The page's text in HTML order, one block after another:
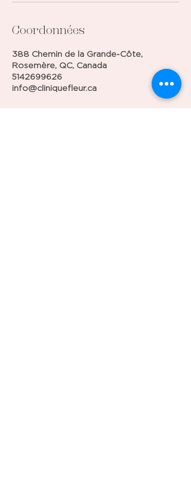
Coordonnées
388 Chemin de la Grande-Côte,
Rosemère, QC, Canada
5142699626
info@cliniquefleur.ca